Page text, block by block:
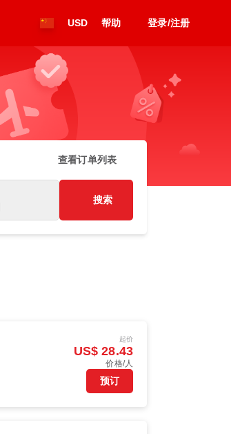
USD 帮助 登录/注册
查看订单列表
搜索
起价
US$ 28.43
价格/人
预订